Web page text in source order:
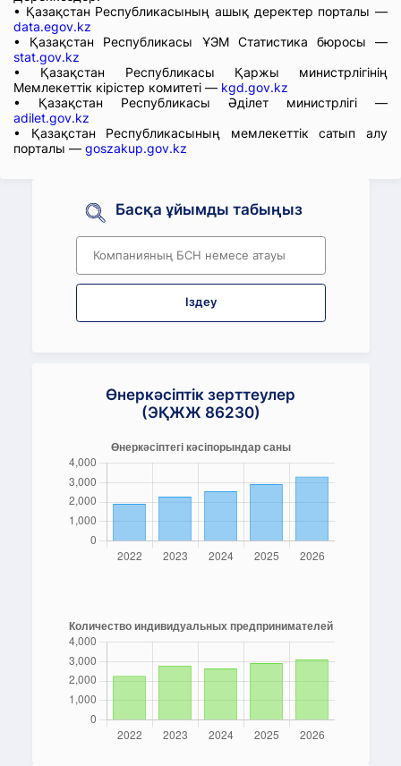
• Қазақстан Республикасының ашық деректер порталы —
data.egov.kz
• Қазақстан Республикасы ҰЭМ Статистика бюросы —
stat.gov.kz
• Қазақстан Республикасы Қаржы министрлігінің
Мемлекеттік кірістер комитеті — kgd.gov.kz
• Қазақстан Республикасы Әділет министрлігі —
adilet.gov.kz
• Қазақстан Республикасының мемлекеттік сатып алу
порталы — goszakup.gov.kz
Басқа ұйымды табыңыз
Іздеу
Өнеркәсіптік зерттеулер
(ЭҚЖЖ 86230)